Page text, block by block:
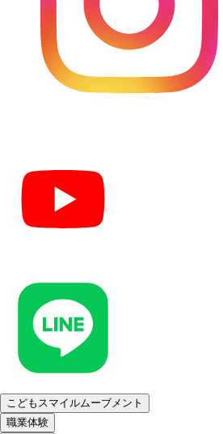
こどもスマイルムーブメント
職業体験